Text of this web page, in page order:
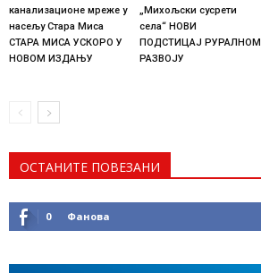
канализационе мреже у
насељу Стара Миса
СТАРА МИСА УСКОРО У
НОВОМ ИЗДАЊУ
„Михољски сусрети
села“ НОВИ
ПОДСТИЦАЈ РУРАЛНОМ
РАЗВОЈУ
ОСТАНИТЕ ПОВЕЗАНИ
0 Фанова